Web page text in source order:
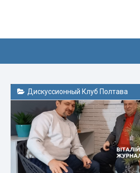
Дискуссионный Клуб Полтава